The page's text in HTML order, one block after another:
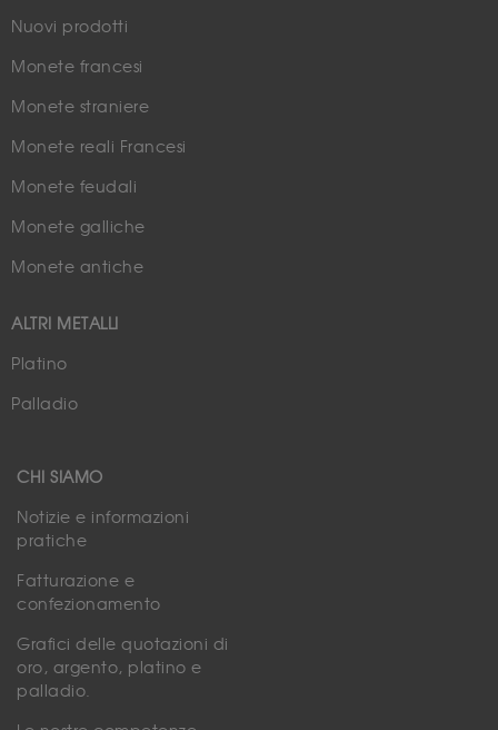
Nuovi prodotti
Monete francesi
Monete straniere
Monete reali Francesi
Monete feudali
Monete galliche
Monete antiche
ALTRI METALLI
Platino
Palladio
CHI SIAMO
Notizie e informazioni
pratiche
Fatturazione e
confezionamento
Grafici delle quotazioni di
oro, argento, platino e
palladio.